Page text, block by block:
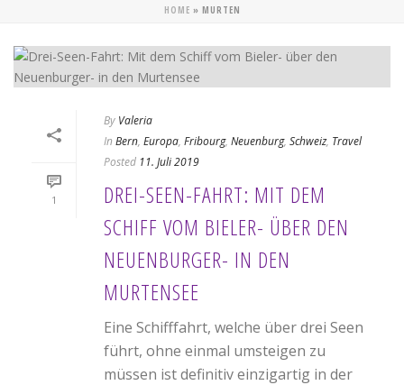
HOME » MURTEN
1
By Valeria
In Bern, Europa, Fribourg, Neuenburg, Schweiz, Travel
Posted 11. Juli 2019
DREI-SEEN-FAHRT: MIT DEM
SCHIFF VOM BIELER- ÜBER DEN
NEUENBURGER- IN DEN
MURTENSEE
Eine Schifffahrt, welche über drei Seen
führt, ohne einmal umsteigen zu
müssen ist definitiv einzigartig in der